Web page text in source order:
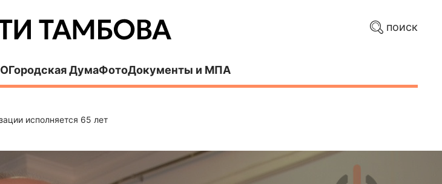
поиск
Городская ДумаФотоДокументы и МПА
исполняется 65 лет